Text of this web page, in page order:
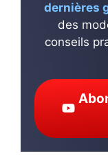
dernières
des
conseils